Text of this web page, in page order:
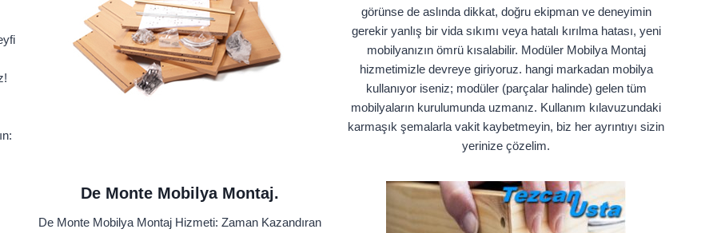
De Monte Mobilya Montaj.
De Monte Mobilya Montaj Hizmeti: Zaman Kazandıran
görünse de aslında dikkat, doğru ekipman ve deneyimin
gerekir yanlış bir vida sıkımı veya hatalı kırılma hatası, yeni
mobilyanızın ömrü kısalabilir. Modüler Mobilya Montaj
hizmetimizle devreye giriyoruz. hangi markadan mobilya
kullanıyor iseniz; modüler (parçalar halinde) gelen tüm
mobilyaların kurulumunda uzmanız. Kullanım kılavuzundaki
karmaşık şemalarla vakit kaybetmeyin, biz her ayrıntıyı sizin
yerinize çözelim.